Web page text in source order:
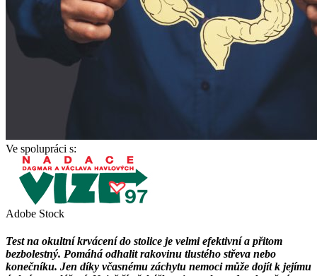
Ve spolupráci s:
Adobe Stock
Test na okultní krvácení do stolice je velmi efektivní a přitom
bezbolestný. Pomáhá odhalit rakovinu tlustého střeva nebo
konečníku. Jen díky včasnému záchytu nemoci může dojít k jejímu